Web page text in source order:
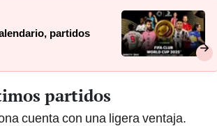
partidos
partidos
cuenta con una ligera ventaja.